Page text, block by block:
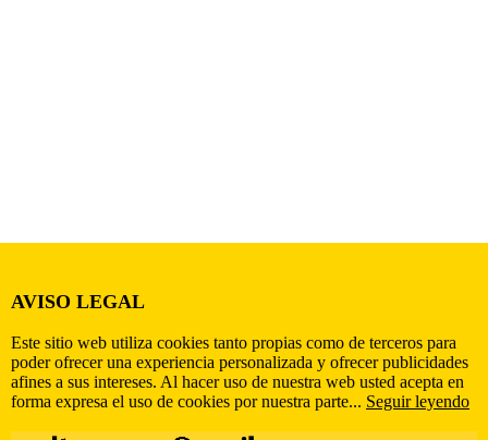
AVISO LEGAL
Este sitio web utiliza cookies tanto propias como de terceros para
poder ofrecer una experiencia personalizada y ofrecer publicidades
afines a sus intereses. Al hacer uso de nuestra web usted acepta en
forma expresa el uso de cookies por nuestra parte... Seguir leyendo